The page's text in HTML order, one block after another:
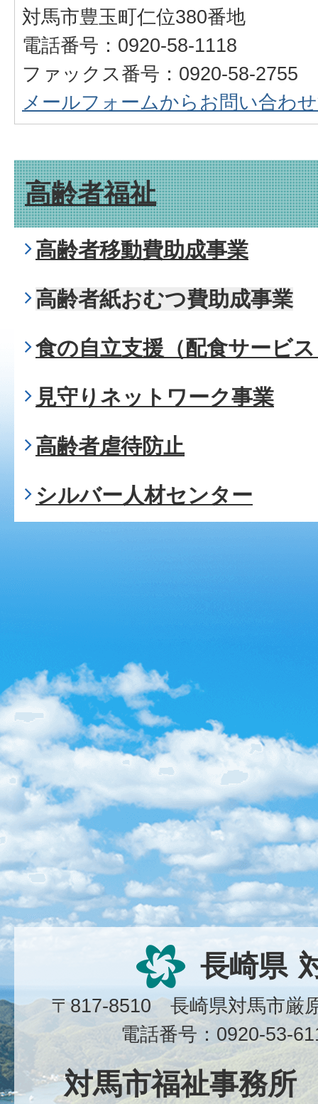
対馬市豊玉町仁位380番地
電話番号：0920-58-1118
ファックス番号：0920-58-2755
メールフォームからお問い合わ
高齢者福祉
高齢者移動費助成事業
高齢者紙おむつ費助成事業
食の自立支援（配食サービ
見守りネットワーク事業
高齢者虐待防止
シルバー人材センター
長崎県
〒817-8510 長崎県対馬市
電話番号：0920-53-
対馬市福祉事務所